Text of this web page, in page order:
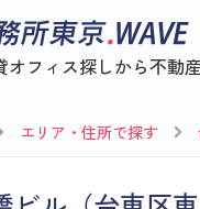
オフィス探しから不動
エリア・住所で探す